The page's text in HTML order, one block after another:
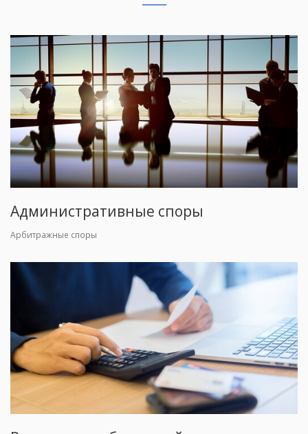
Административные споры
Арбитражные споры